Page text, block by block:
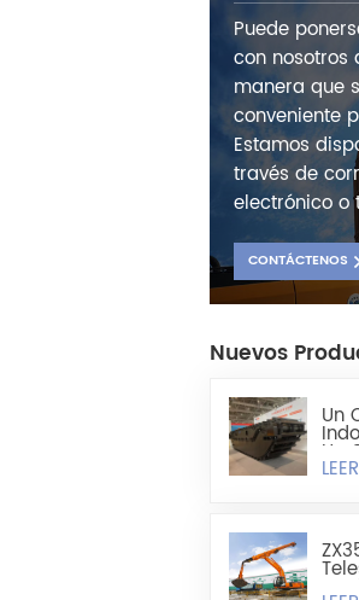
Puede
con nosotros
manera que
conveniente
Estamos
través de
electrónico o
CONTÁCTENOS
Nuevos
Un
Un